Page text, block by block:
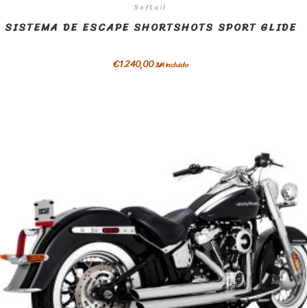
Softail
SISTEMA DE ESCAPE SHORTSHOTS SPORT GLIDE
€1.240,00IVA incluido